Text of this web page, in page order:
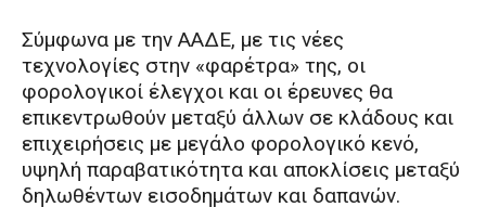
Σύμφωνα με την ΑΑΔΕ, με τις νέες
τεχνολογίες στην «φαρέτρα» της, οι
φορολογικοί έλεγχοι και οι έρευνες θα
επικεντρωθούν μεταξύ άλλων σε κλάδους και
επιχειρήσεις με μεγάλο φορολογικό κενό,
υψηλή παραβατικότητα και αποκλίσεις μεταξύ
δηλωθέντων εισοδημάτων και δαπανών.